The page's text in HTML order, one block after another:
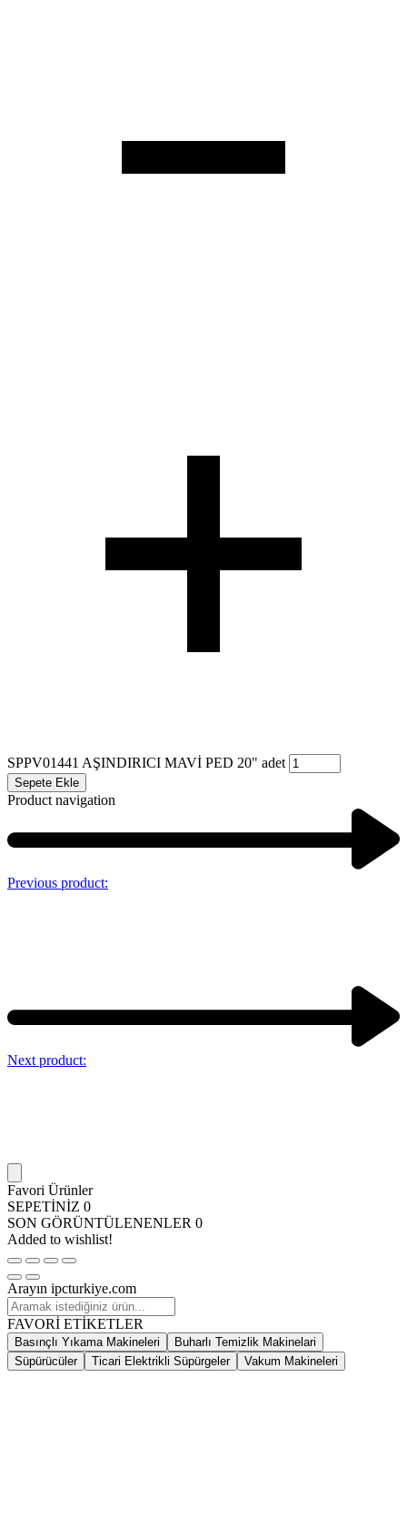
SPPV01441 AŞINDIRICI MAVİ PED 20" adet
Sepete Ekle
Product navigation
Previous product:
Next product:
Favori Ürünler
SEPETİNİZ 0
SON GÖRÜNTÜLENENLER 0
Added to wishlist!
Arayın ipcturkiye.com
FAVORİ ETİKETLER
Basınçlı Yıkama Makineleri
Buharlı Temizlik Makinelari
Süpürücüler
Ticari Elektrikli Süpürgeler Vakum Makineleri